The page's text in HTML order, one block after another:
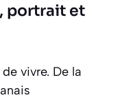
portrait et
vivre. De la